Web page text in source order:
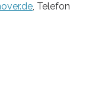
, Telefon